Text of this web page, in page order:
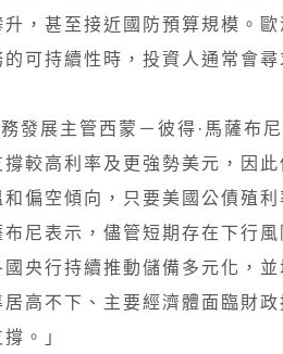
升，甚至接近國防預算規模。
的可持續性時，投資人通常會
發展主管西蒙－彼得·馬薩布
撐較高利率及更強勢美元，因
和偏空傾向，只要美國公債殖
布尼表示，儘管短期存在下行
國央行持續推動儲備多元化，
居高不下、主要經濟體面臨財
。」